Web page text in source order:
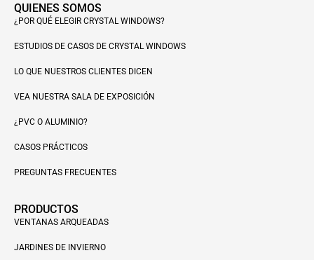
QUIENES SOMOS
¿POR QUÉ ELEGIR CRYSTAL WINDOWS?
ESTUDIOS DE CASOS DE CRYSTAL WINDOWS
LO QUE NUESTROS CLIENTES DICEN
VEA NUESTRA SALA DE EXPOSICIÓN
¿PVC O ALUMINIO?
CASOS PRÁCTICOS
PREGUNTAS FRECUENTES
PRODUCTOS
VENTANAS ARQUEADAS
JARDINES DE INVIERNO